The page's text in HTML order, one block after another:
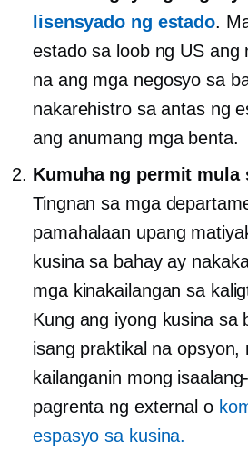
lisensyado ng estado.
estado sa loob ng US ang
na ang mga negosyo sa
nakarehistro sa antas ng
ang anumang mga benta.
Kumuha ng permit mula
Tingnan sa mga
pamahalaan upang
kusina sa bahay ay
mga kinakailangan sa
Kung ang iyong kusina sa
isang praktikal na opsyon,
kailanganin mong
pagrenta ng external o
espasyo sa kusina.